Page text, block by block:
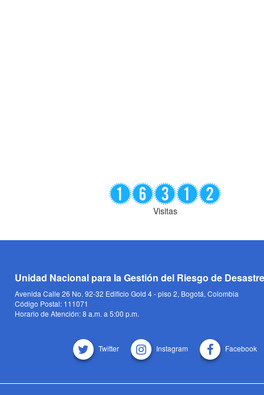
Visitas
Unidad Nacional para la Gestión del Riesgo de
Avenida Calle 26 No. 92-32 Edificio Gold 4 - piso 2, Bogotá, Colombia
Código Postal: 111071
Horario de Atención: 8 a.m. a 5:00 p.m.
Twitter Instagram Facebook